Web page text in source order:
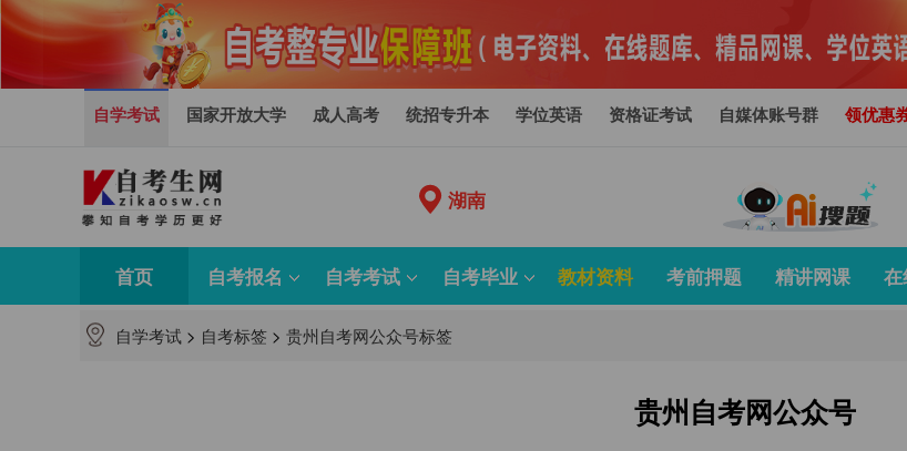
自学考试 国家开放大学 成人高考 统招专升本 学位英语 资格证考试 自媒体账号群 领优惠
湖南
首页 自考报名 自考考试 自考毕业 教材资料 考前押题 精讲网课
自学考试 > 自考标签 > 贵州自考网公众号标签
贵州自考网公众号